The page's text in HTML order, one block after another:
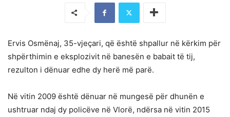
Ervis Osmënaj, 35-vjeçari, që është shpallur në kërkim për
shpërthimin e eksplozivit në banesën e babait të tij,
rezulton i dënuar edhe dy herë më parë.
Në vitin 2009 është dënuar në mungesë për dhunën e
ushtruar ndaj dy policëve në Vlorë, ndërsa në vitin 2015